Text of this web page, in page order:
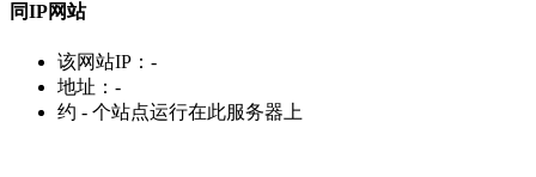
同IP网站
该网站IP： -
地址： -
约 - 个站点运行在此服务器上